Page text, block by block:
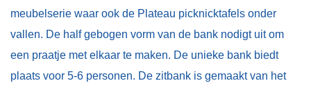
meubelserie waar ook de Plateau picknicktafels onder
vallen. De half gebogen vorm van de bank nodigt uit om
een praatje met elkaar te maken. De unieke bank biedt
plaats voor 5-6 personen. De zitbank is gemaakt van het